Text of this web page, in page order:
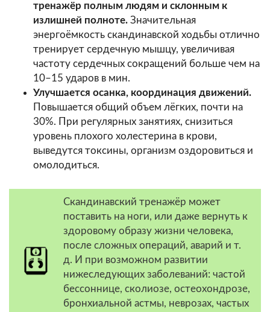
тренажёр полным людям и склонным к
излишней полноте. Значительная
энергоёмкость скандинавской ходьбы отлично
тренирует сердечную мышцу, увеличивая
частоту сердечных сокращений больше чем на
10–15 ударов в мин.
Улучшается осанка, координация движений.
Повышается общий объем лёгких, почти на
30%. При регулярных занятиях, снизиться
уровень плохого холестерина в крови,
выведутся токсины, организм оздоровиться и
омолодиться.
Скандинавский тренажёр может
поставить на ноги, или даже вернуть к
здоровому образу жизни человека,
после сложных операций, аварий и т.
д. И при возможном развитии
нижеследующих заболеваний: частой
бессоннице, сколиозе, остеохондрозе,
бронхиальной астмы, неврозах, частых